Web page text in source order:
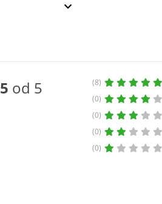
5 od 5
(8)
(0)
(0)
(0)
(0)